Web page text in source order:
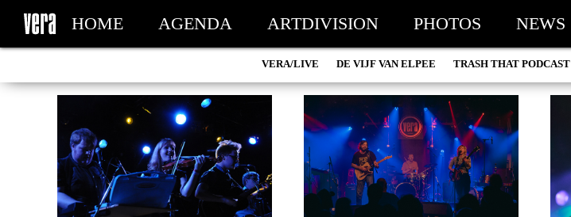
HOME AGENDA ARTDIVISION PHOTOS NEWS
VERA/LIVE DE VIJF VAN ELPEE TRASH THAT PODCAST